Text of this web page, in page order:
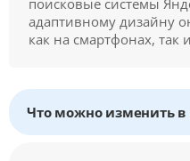
адаптивному дизайну
как на смартфонах, так
Что можно изменить в